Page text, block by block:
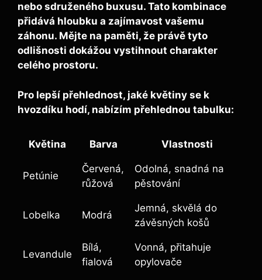
nebo sdruženého buxusu. Tato kombinace
přidává hloubku a zajímavost vašemu
záhonu. Mějte na paměti, že právě tyto
odlišnosti dokážou vystihnout charakter
celého prostoru.
Pro lepší přehlednost, jaké květiny se k
hvozdíku hodí, nabízím přehlednou tabulku:
Květina Barva Vlastnosti
Petúnie
Červená,
růžová
Odolná, snadná na
pěstování
Lobelka Modrá
Jemná, skvělá do
závěsných košů
Levandule
Bílá,
fialová
Vonná, přitahuje
opylovače